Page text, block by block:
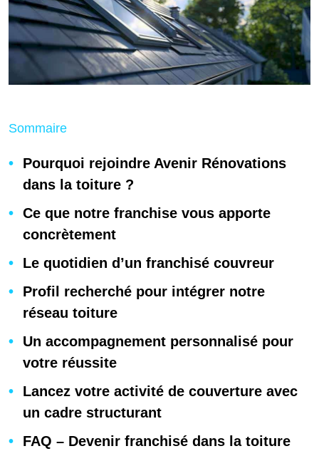
Sommaire
Pourquoi rejoindre Avenir Rénovations
dans la toiture ?
Ce que notre franchise vous apporte
concrètement
Le quotidien d’un franchisé couvreur
Profil recherché pour intégrer notre
réseau toiture
Un accompagnement personnalisé pour
votre réussite
Lancez votre activité de couverture avec
un cadre structurant
FAQ – Devenir franchisé dans la toiture